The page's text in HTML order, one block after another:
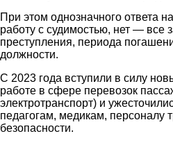
При этом однозначного ответа
работу с судимостью, нет — все
преступления, периода
должности.
С 2023 года вступили в силу
работе в сфере перевозок
электротранспорт) и
педагогам, медикам, персоналу
безопасности.